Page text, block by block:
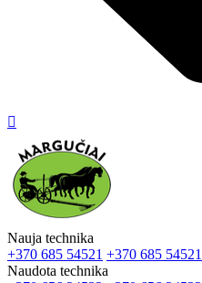

Nauja technika
+370 685 54521 +370 685 54521
Naudota technika